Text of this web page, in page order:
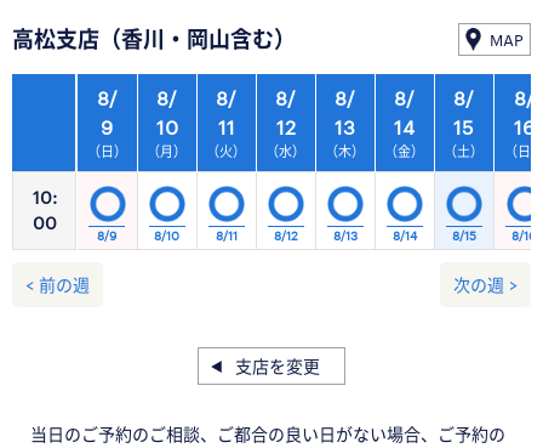
高松支店（香川・岡山含む） MAP
10:
00
8/
9
（日）
8/
10
（月）
8/
11
（火）
8/
12
（水）
8/
13
（木）
8/
14
（金）
8/
15
（土）
8/9 8/10 8/11 8/12 8/13 8/14 8/15
8/
16
（日）
8/16
< 前の週 次の週 >
支店を変更
当日のご予約のご相談、ご都合の良い日がない場合、ご予約の